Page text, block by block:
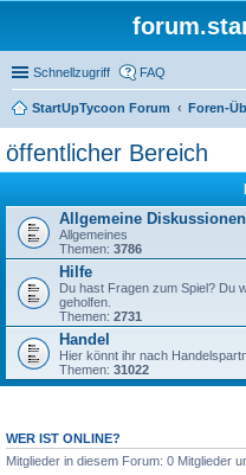
Schnellzugriff FAQ
StartUpTycoon Forum Foren-
öffentlicher Bereich
Allgemeine Diskussionen
Allgemeines
Themen: 3786
Hilfe
Du hast Fragen zum Spiel? Du
geholfen.
Themen: 2731
Handel
Hier könnt ihr nach
Themen: 31022
WER IST ONLINE?
Mitglieder in diesem Forum: 0 Mitglieder